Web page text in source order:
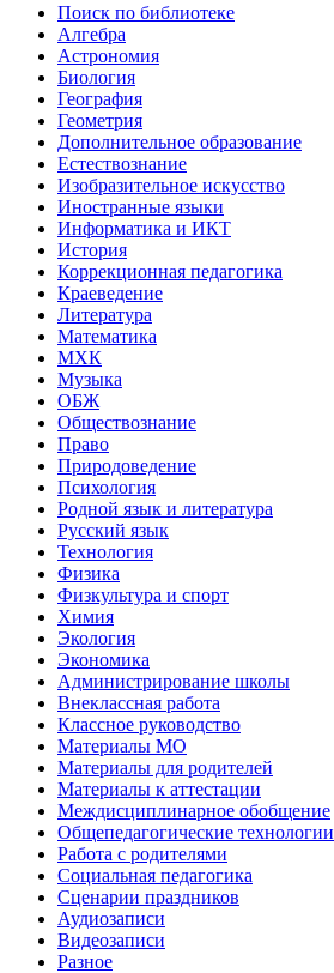
Поиск по библиотеке
Алгебра
Астрономия
Биология
География
Геометрия
Дополнительное образование
Естествознание
Изобразительное искусство
Иностранные языки
Информатика и ИКТ
История
Коррекционная педагогика
Краеведение
Литература
Математика
МХК
Музыка
ОБЖ
Обществознание
Право
Природоведение
Психология
Родной язык и литература
Русский язык
Технология
Физика
Физкультура и спорт
Химия
Экология
Экономика
Администрирование школы
Внеклассная работа
Классное руководство
Материалы МО
Материалы для родителей
Материалы к аттестации
Междисциплинарное обобщение
Общепедагогические технологии
Работа с родителями
Социальная педагогика
Сценарии праздников
Аудиозаписи
Видеозаписи
Разное